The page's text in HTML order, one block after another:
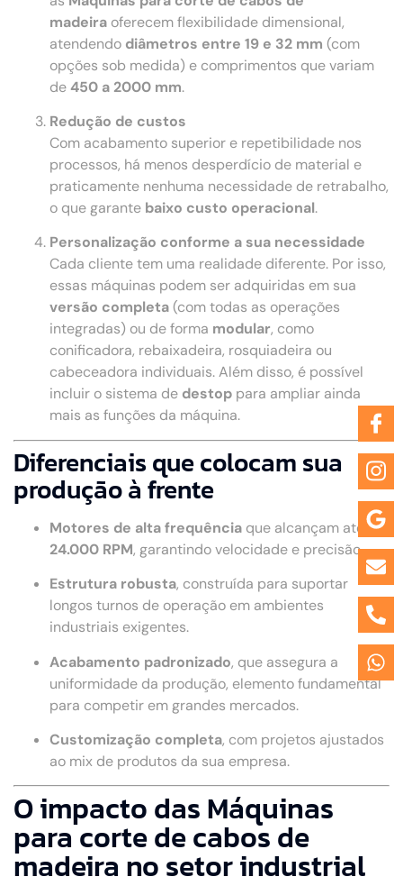
madeira oferecem flexibilidade dimensional,
atendendo diâmetros entre 19 e 32 mm (com
opções sob medida) e comprimentos que variam
de450 a 2000 mm.
Redução de custos
Com acabamento superior e repetibilidade nos
processos, há menos desperdício de material e
praticamente nenhuma necessidade de retrabalho,
o que garante baixo custo operacional.
Personalização conforme a sua necessidade
Cada cliente tem uma realidade diferente. Por isso,
essas máquinas podem ser adquiridas em sua
versão completa (com todas as operações
integradas) ou de forma modular, como
conificadora, rebaixadeira, rosquiadeira ou
cabeceadora individuais. Além disso, é possível
incluir o sistema de destop para ampliar ainda
mais as funções da máquina.
Diferenciais que colocam sua
produção à frente
Motores de alta frequência que alcançam até
24.000 RPM, garantindo velocidade e precisão.
Estrutura robusta, construída para suportar
longos turnos de operação em ambientes
industriais exigentes.
Acabamento padronizado, que assegura a
uniformidade da produção, elemento fundamental
para competir em grandes mercados.
Customização completa, com projetos ajustados
ao mix de produtos da sua empresa.
O impacto das Máquinas
para corte de cabos de
madeira no setor industrial